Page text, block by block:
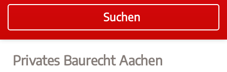
Suchen
Privates Baurecht Aachen